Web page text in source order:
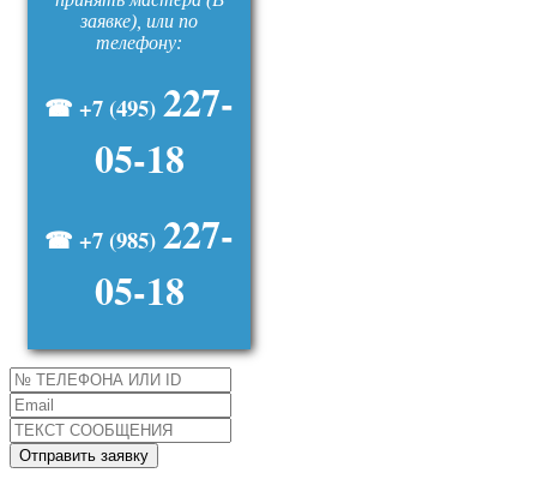
заявке), или по
телефону:
☎ +7 (495) 227-
05-18
☎ +7 (985) 227-
05-18